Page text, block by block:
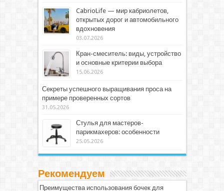
CabrioLife — мир кабриолетов,
открытых дорог и автомобильного
вдохновения
03.07.2026
Кран-смеситель: виды, устройство
и основные критерии выбора
15.06.2026
Секреты успешного выращивания проса на
примере проверенных сортов
31.05.2026
Стулья для мастеров-
парикмахеров: особенности
25.05.2026
Рекомендуем
Преимущества использования бочек для